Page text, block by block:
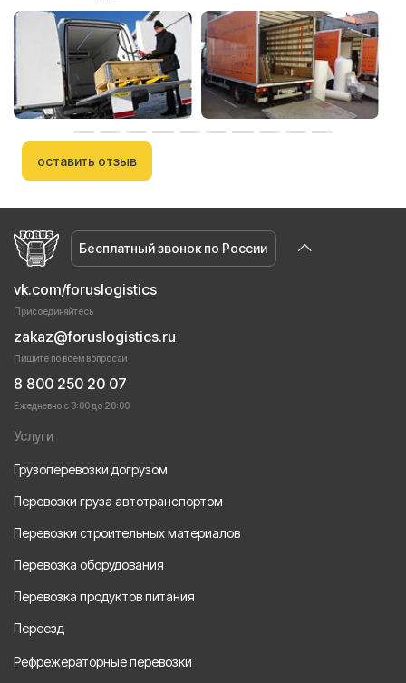
оставить отзыв
Бесплатный звонок по России
vk.com/foruslogistics
Присоединяйтесь
zakaz@foruslogistics.ru
Пишите по всем вопросаи
8 800 250 20 07
Ежедневно с 8:00 до 20:00
Услуги
Грузоперевозки догрузом
Перевозки груза автотранспортом
Перевозки строительных материалов
Перевозка оборудования
Перевозка продуктов питания
Переезд
Рефрежераторные перевозки